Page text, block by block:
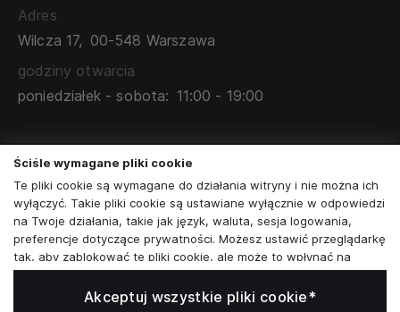
ZAMÓWIENIA KORPORACYJNE
WSPÓŁPRACA Z PARTNERAMI
Adres
Wilcza 17, 00-548 Warszawa
godziny otwarcia
poniedziałek - sobota: 11:00 - 19:00
Skontaktuj się z nami
+48573581161
info@reytel.pl
Skontaktuj się z nami:
Ściśle wymagane pliki cookie
Te pliki cookie są wymagane do działania witryny i nie można ich
wyłączyć. Takie pliki cookie są ustawiane wyłącznie w odpowiedzi
na Twoje działania, takie jak język, waluta, sesja logowania,
preferencje dotyczące prywatności. Możesz ustawić przeglądarkę
tak, aby zablokować te pliki cookie, ale może to wpłynąć na
sposób działania naszej witryny.
Analizy i statystykiAkceptuj wszystkie pliki cookie*